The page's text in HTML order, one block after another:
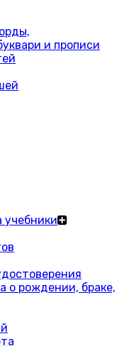
и прописи
о рождении, браке,